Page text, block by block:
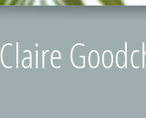
Claire